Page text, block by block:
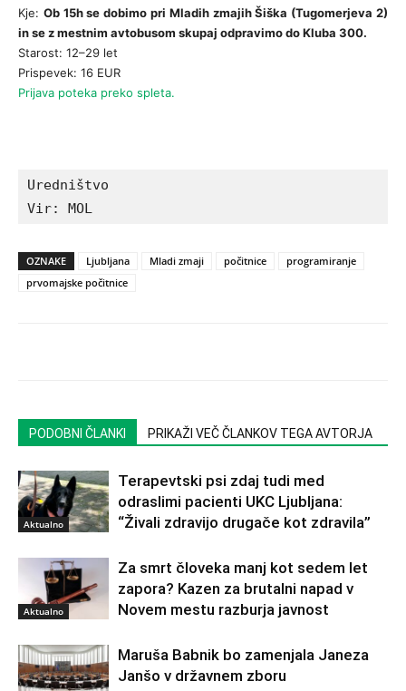
Kje: Ob 15h se dobimo pri Mladih zmajih Šiška (Tugomerjeva 2)
in se z mestnim avtobusom skupaj odpravimo do Kluba 300.
Starost: 12–29 let
Prispevek: 16 EUR
Prijava poteka preko spleta.
Uredništvo
Vir: MOL
OZNAKE Ljubljana Mladi zmaji počitnice
programiranje
prvomajske počitnice
PODOBNI ČLANKI PRIKAŽI VEČ ČLANKOV TEGA AVTORJA
Aktualno
Terapevtski psi zdaj tudi med
odraslimi pacienti UKC Ljubljana:
“Živali zdravijo drugače kot zdravila”
Aktualno
Za smrt človeka manj kot sedem let
zapora? Kazen za brutalni napad v
Novem mestu razburja javnost
Maruša Babnik bo zamenjala Janeza
Janšo v državnem zboru